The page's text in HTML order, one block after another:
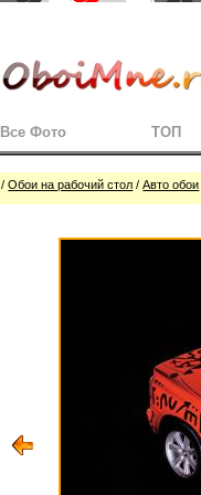
Все Фото ТОП
/Обои на рабочий стол /Авто обои